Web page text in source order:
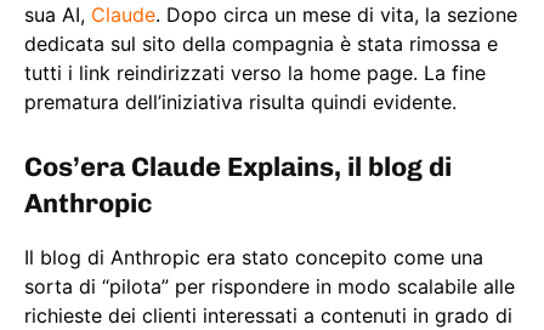
sua AI, Claude. Dopo circa un mese di vita, la sezione
dedicata sul sito della compagnia è stata rimossa e
tutti i link reindirizzati verso la home page. La fine
prematura dell’iniziativa risulta quindi evidente.
Cos’era Claude Explains, il blog di
Anthropic
Il blog di Anthropic era stato concepito come una
sorta di “pilota” per rispondere in modo scalabile alle
richieste dei clienti interessati a contenuti in grado di